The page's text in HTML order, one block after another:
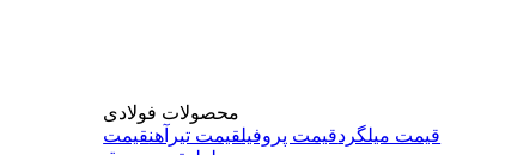
محصولات فولادی
قیمت میلگردقیمت پروفیلقیمت تیرآهنقیمت